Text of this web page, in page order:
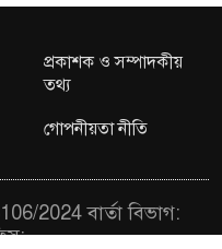
প্রকাশক ও সম্পাদকীয়
তথ্য
গোপনীয়তা নীতি
2024 বার্তা বিভাগ: